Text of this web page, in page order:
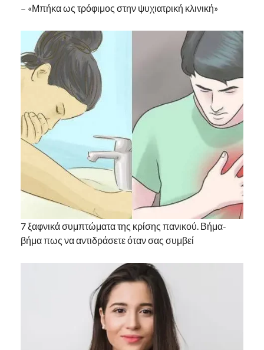
– «Μπήκα ως τρόφιμος στην ψυχιατρική κλινική»
7 ξαφνικά συμπτώματα της κρίσης πανικού. Βήμα-
βήμα πως να αντιδράσετε όταν σας συμβεί